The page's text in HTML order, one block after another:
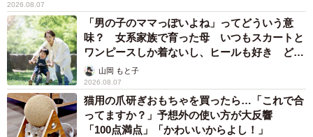
2026.08.07
「男の子のママっぽいよね」ってどういう意
味？ 女系家族で育った母 いつもスカートと
ワンピースしか着ないし、ヒールも好き どの
へんが…
山岡 もと子
2026.08.07
猫用の爪研ぎおもちゃを買ったら…「これで合
ってますか？」予想外の使い方が大反響
「100点満点」「かわいいからよし！」